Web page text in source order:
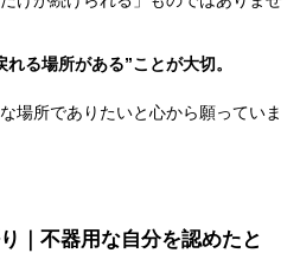
る場所がある”ことが大切。
場所でありたいと心から願っていま
｜不器用な自分を認めたと